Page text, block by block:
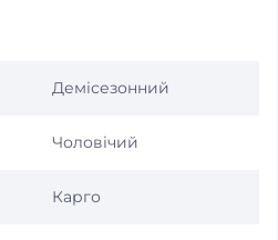
Демісезонний
Чоловічий
Карго